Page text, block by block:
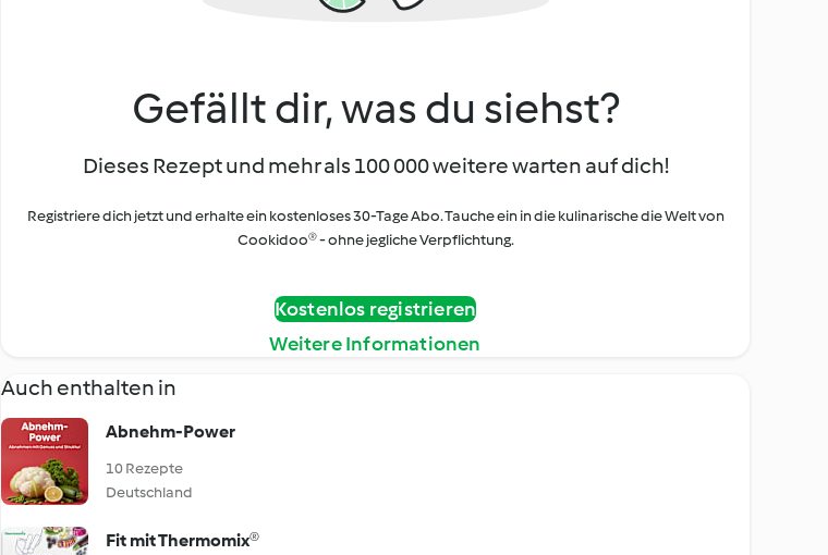
Gefällt dir, was du siehst?
Dieses Rezept und mehr als 100 000 weitere warten auf dich!
Registriere dich jetzt und erhalte ein kostenloses 30-Tage Abo. Tauche ein in die kulinarische die Welt von
Cookidoo® - ohne jegliche Verpflichtung.
Kostenlos registrieren
Weitere Informationen
Auch enthalten in
Abnehm-Power
10 Rezepte
Deutschland
Fit mit Thermomix®